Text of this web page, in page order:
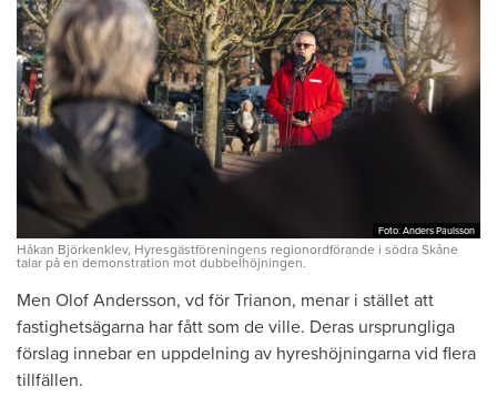
Foto: Anders Paulsson
Foto: Anders Paulsson
Håkan Björkenklev, Hyresgästföreningens regionordförande i södra Skåne
talar på en demonstration mot dubbelhöjningen.
Men Olof Andersson, vd för Trianon, menar i stället att
fastighetsägarna har fått som de ville. Deras ursprungliga
förslag innebar en uppdelning av hyreshöjningarna vid flera
tillfällen.